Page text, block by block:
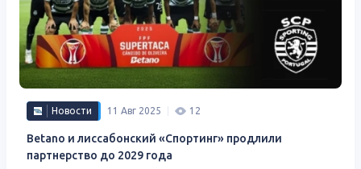
Новости 11 Авг 2025 12
Betano и лиссабонский «Спортинг» продлили
партнерство до 2029 года